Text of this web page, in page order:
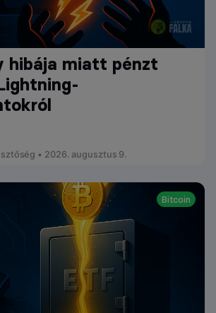
hibája miatt pénzt
• 2026. augusztus 9.
Bitcoin